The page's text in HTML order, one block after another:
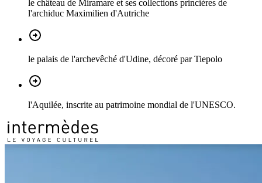
le château de Miramare et ses collections princières de
l'archiduc Maximilien d'Autriche
le palais de l'archevêché d'Udine, décoré par Tiepolo
l'Aquilée, inscrite au patrimoine mondial de l'UNESCO.